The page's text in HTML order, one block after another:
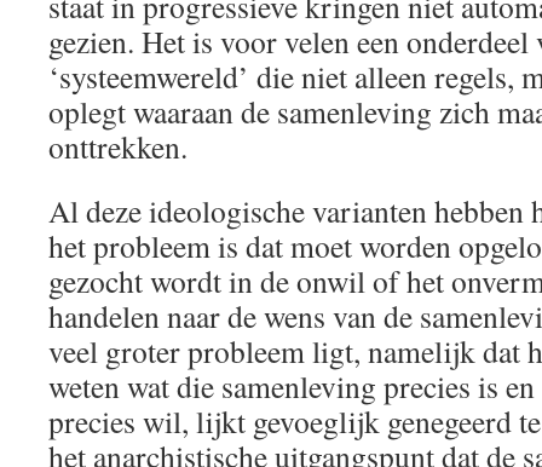
gezien. Het is voor velen een onderdeel
‘systeemwereld’ die niet alleen regels,
oplegt waaraan de samenleving zich
onttrekken.
Al deze ideologische varianten hebben
het probleem is dat moet worden
gezocht wordt in de onwil of het
handelen naar de wens van de
veel groter probleem ligt, namelijk dat
weten wat die samenleving precies is
precies wil, lijkt gevoeglijk genegeerd
het anarchistische uitgangspunt dat de